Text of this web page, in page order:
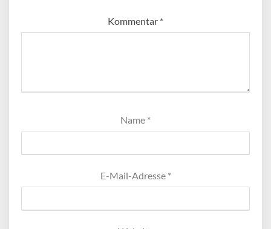
Kommentar *
Name *
E-Mail-Adresse *